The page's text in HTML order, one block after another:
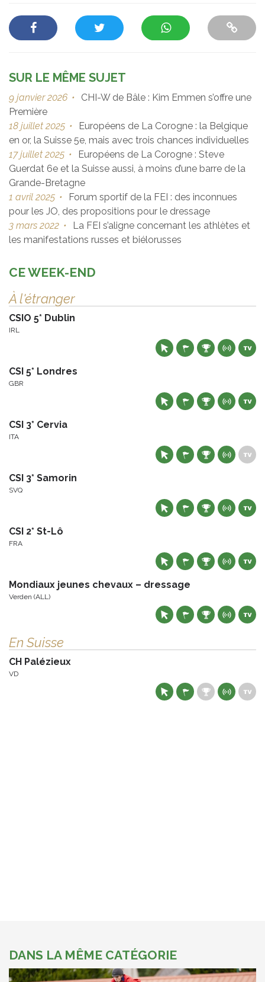
SUR LE MÊME SUJET
9 janvier 2026 •
CHI-W de Bâle : Kim Emmen s’offre une
Première
18 juillet 2025 •
Européens de La Corogne : la Belgique
en or, la Suisse 5e, mais avec trois chances individuelles
17 juillet 2025 •
Européens de La Corogne : Steve
Guerdat 6e et la Suisse aussi, à moins d’une barre de la
Grande-Bretagne
1 avril 2025 •
Forum sportif de la FEI : des inconnues
pour les JO, des propositions pour le dressage
3 mars 2022 •
La FEI s’aligne concernant les athlètes et
les manifestations russes et biélorusses
CE WEEK-END
À l'étranger
CSIO 5* Dublin
IRL
CSI 5* Londres
GBR
CSI 3* Cervia
ITA
CSI 3* Samorin
SVQ
CSI 2* St-Lô
FRA
Mondiaux jeunes chevaux – dressage
Verden (ALL)
En Suisse
CH Palézieux
VD
DANS LA MÊME CATÉGORIE